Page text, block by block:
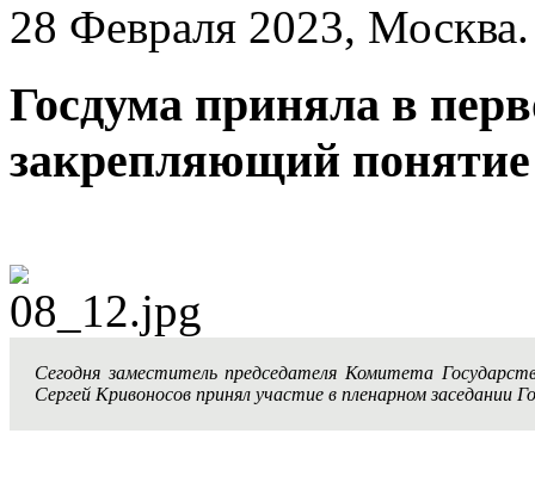
28 Февраля 2023,
Госдума приняла в
закрепляющий
Сегодня заместитель председателя Комитета
Сергей Кривоносов принял участие в пленарном заседании